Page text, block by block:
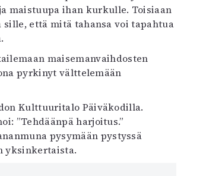
maistuupa ihan kurkulle. Toisiaan
että mitä tahansa voi tapahtua
maisemanvaihdosten
pyrkinyt välttelemään
Kulttuuritalo Päiväkodilla.
”Tehdäänpä harjoitus.”
pysymään pystyssä
yksinkertaista.